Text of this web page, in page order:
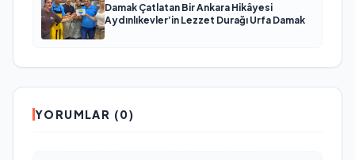
Damak Çatlatan Bir Ankara Hikâyesi
Aydınlıkevler’in Lezzet Durağı Urfa Damak
YORUMLAR (0)